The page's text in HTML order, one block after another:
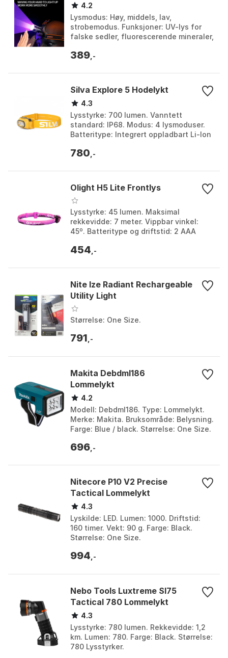
4.2
Lysmodus: Høy, middels, lav,
strobemodus. Funksjoner: UV-lys for
falske sedler, fluorescerende mineraler,
sprut- og regnbe...
389 ,-
Silva Explore 5 Hodelykt
4.3
Lysstyrke: 700 lumen. Vanntett
standard: IP68. Modus: 4 lysmoduser.
Batteritype: Integrert oppladbart Li-Ion
colour 1, No...
780 ,-
Olight H5 Lite Frontlys
Lysstyrke: 45 lumen. Maksimal
rekkevidde: 7 meter. Vippbar vinkel:
45º. Batteritype og driftstid: 2 AAA
Pink. Størrelse...
454 ,-
Nite Ize Radiant Rechargeable
Utility Light
Størrelse: One Size.
791 ,-
Makita Debdml186
Lommelykt
4.2
Modell: Debdml186. Type: Lommelykt.
Merke: Makita. Bruksområde: Belysning.
Farge: Blue / black. Størrelse: One Size.
696 ,-
Nitecore P10 V2 Precise
Tactical Lommelykt
4.3
Lyskilde: LED. Lumen: 1000. Driftstid:
160 timer. Vekt: 90 g. Farge: Black.
Størrelse: One Size.
994 ,-
Nebo Tools Luxtreme Sl75
Tactical 780 Lommelykt
4.3
Lysstyrke: 780 lumen. Rekkevidde: 1,2
km. Lumen: 780. Farge: Black. Størrelse:
780 Lysstyrker.